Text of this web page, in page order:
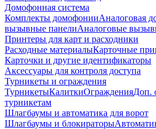
Домофонная система
Комплекты домофонииАналоговая
вызывные панелиАналоговые
Принтеры для карт и расходники
Расходные материалыКарточные
Карточки и другие идентификаторы
Аксессуары для контроля доступа
Турникеты и ограждения
ТурникетыКалиткиОгражденияДоп.
турникетам
Шлагбаумы и автоматика для ворот
Шлагбаумы и блокираторы